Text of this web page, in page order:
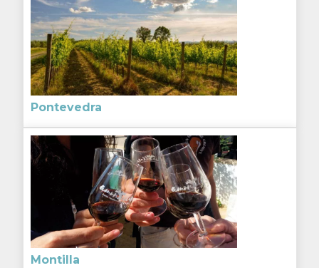
Pontevedra
Montilla